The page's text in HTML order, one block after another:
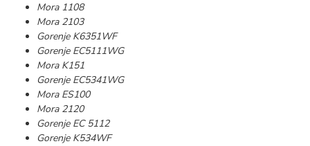
Mora 1108
Mora 2103
Gorenje K6351WF
Gorenje EC5111WG
Mora K151
Gorenje EC5341WG
Mora ES100
Mora 2120
Gorenje EC 5112
Gorenje K534WF